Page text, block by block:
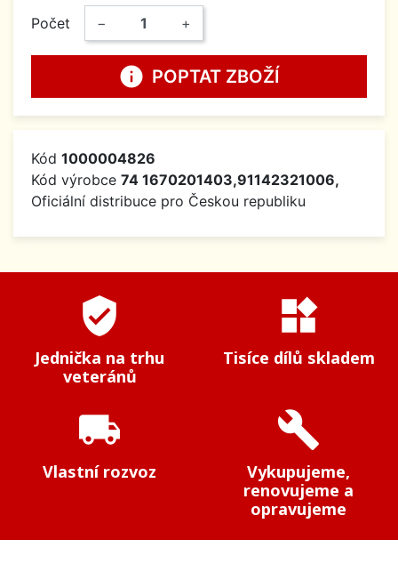
Počet − +
info POPTAT ZBOŽÍ
Kód 1000004826
Kód výrobce 74 1670201403,91142321006,
Oficiální distribuce pro Českou republiku
verified_user
Jednička na trhu
veteránů
widgets
Tisíce dílů skladem
local_shipping
Vlastní rozvoz
build
Vykupujeme,
renovujeme a
opravujeme